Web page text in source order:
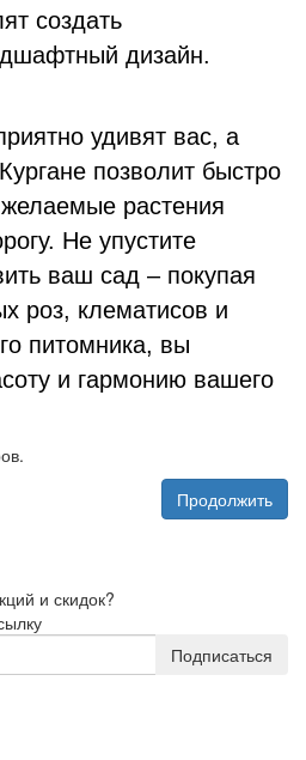
создать
дизайн.
удивят вас, а
позволит быстро
растения
Не упустите
ваш сад – покупая
роз, клематисов и
питомника, вы
и гармонию вашего
Продолжить
и скидок?
Подписаться